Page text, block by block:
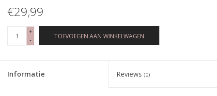
€29,99
+
-
TOEVOEGEN AAN WINKELWAGEN
Informatie Reviews (0)